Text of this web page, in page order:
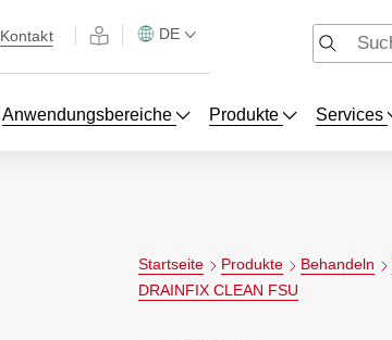
Kontakt DE
Anwendungsbereiche Produkte Services
Startseite Produkte Behandeln
DRAINFIX CLEAN FSU